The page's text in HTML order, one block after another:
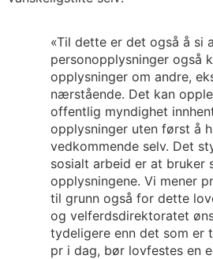
«Til dette er det også å si
personopplysninger også
opplysninger om andre,
nærstående. Det kan
offentlig myndighet
opplysninger uten først å
vedkommende selv. Det
sosialt arbeid er at bruker
opplysningene. Vi mener
til grunn også for dette
og velferdsdirektoratet
tydeligere enn det som er
pr i dag, bør lovfestes en